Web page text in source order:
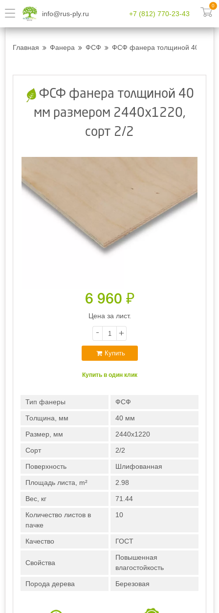
info@rus-ply.ru +7 (812) 770-23-43
0
Главная Фанера ФСФ ФСФ фанера толщиной 40 мм
ФСФ фанера толщиной 40
мм размером 2440х1220,
сорт 2/2
6 960 ₽
Цена за лист.
- +
Купить
Купить в один клик
Тип фанеры ФСФ
Толщина, мм 40 мм
Размер, мм 2440х1220
Сорт 2/2
Поверхность Шлифованная
Площадь листа, m² 2.98
Вес, кг 71.44
Количество листов в
пачке
10
Качество ГОСТ
Свойства
Повышенная
влагостойкость
Порода дерева Березовая